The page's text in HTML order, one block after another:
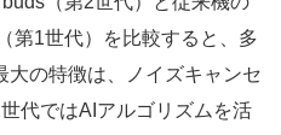
第1世代）を比較すると、多
大の特徴は、ノイズキャンセ
代ではAIアルゴリズムを活